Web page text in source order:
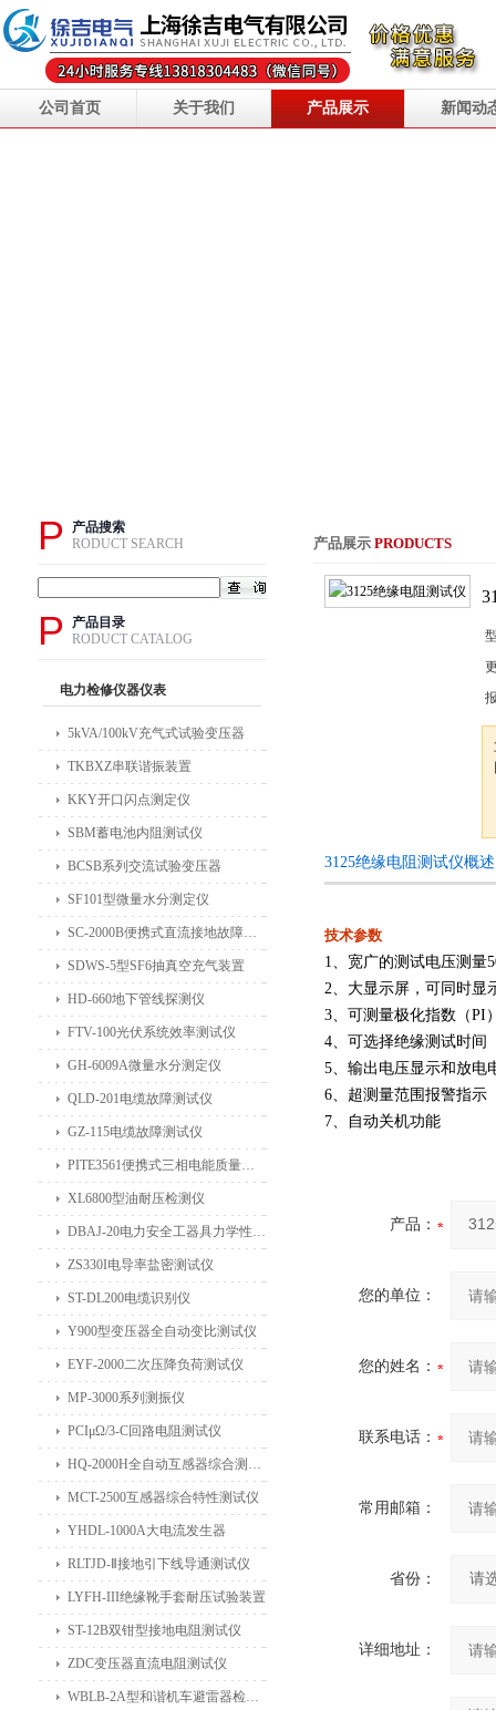
公司首页 关于我们 产品展示 新闻动
产品展示 PRODUCTS
3125绝缘电阻测试仪概
技术参数
1、宽广的测试电压测量
2、大显示屏，可同时显
3、可测量极化指数（PI
4、可选择绝缘测试时间
5、输出电压显示和放电
6、超测量范围报警指示
7、自动关机功能
产品：
您的单位：
您的姓名：
联系电话：
常用邮箱：
省份：
详细地址：
P
产品搜索
RODUCT SEARCH
P
产品目录
RODUCT CATALOG
电力检修仪器仪表
5kVA/100kV充气式试验变压器
TKBXZ串联谐振装置
KKY开口闪点测定仪
SBM蓄电池内阻测试仪
BCSB系列交流试验变压器
SF101型微量水分测定仪
SC-2000B便携式直流接地故障检测仪
SDWS-5型SF6抽真空充气装置
HD-660地下管线探测仪
FTV-100光伏系统效率测试仪
GH-6009A微量水分测定仪
QLD-201电缆故障测试仪
GZ-115电缆故障测试仪
PITE3561便携式三相电能质量分析仪
XL6800型油耐压检测仪
DBAJ-20电力安全工器具力学性能试验机
ZS330I电导率盐密测试仪
ST-DL200电缆识别仪
Y900型变压器全自动变比测试仪
EYF-2000二次压降负荷测试仪
MP-3000系列测振仪
PCIμΩ/3-C回路电阻测试仪
HQ-2000H全自动互感器综合测试仪
MCT-2500互感器综合特性测试仪
YHDL-1000A大电流发生器
RLTJD-Ⅱ接地引下线导通测试仪
LYFH-III绝缘靴手套耐压试验装置
ST-12B双钳型接地电阻测试仪
ZDC变压器直流电阻测试仪
WBLB-2A型和谐机车避雷器检测仪